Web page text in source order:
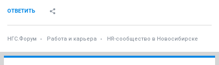
ОТВЕТИТЬ
НГС.Форум Работа и карьера HR-сообщество в Новосибирске